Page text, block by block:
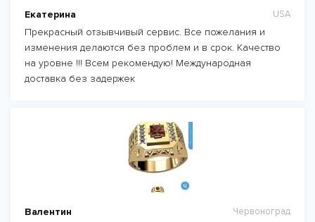
Екатерина USA
Прекрасный отзывчивый сервис. Все пожелания и
изменения делаются без проблем и в срок. Качество
на уровне !!! Всем рекомендую! Международная
доставка без задержек
Валентин Червоноград